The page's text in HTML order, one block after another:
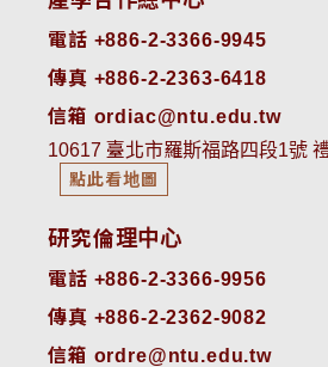
電話 +886-2-3366-9945
傳真 +886-2-2363-6418
信箱 ordiac@ntu.edu.tw
10617 臺北市羅斯福路四段1號
點此看地圖
研究倫理中心
電話 +886-2-3366-9956
傳真 +886-2-2362-9082
信箱 ordre@ntu.edu.tw